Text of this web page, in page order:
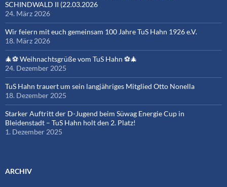
SCHINDWALD II (22.03.2026
24. März 2026
Wir feiern mit euch gemeinsam 100 Jahre TuS Hahn 1926 e.V.
18. März 2026
🎄⚽ Weihnachtsgrüße vom TuS Hahn ⚽🎄
24. Dezember 2025
TuS Hahn trauert um sein langjähriges Mitglied Otto Nonella
18. Dezember 2025
Starker Auftritt der D-Jugend beim Süwag Energie Cup in
Bleidenstadt – TuS Hahn holt den 2. Platz!
1. Dezember 2025
ARCHIV